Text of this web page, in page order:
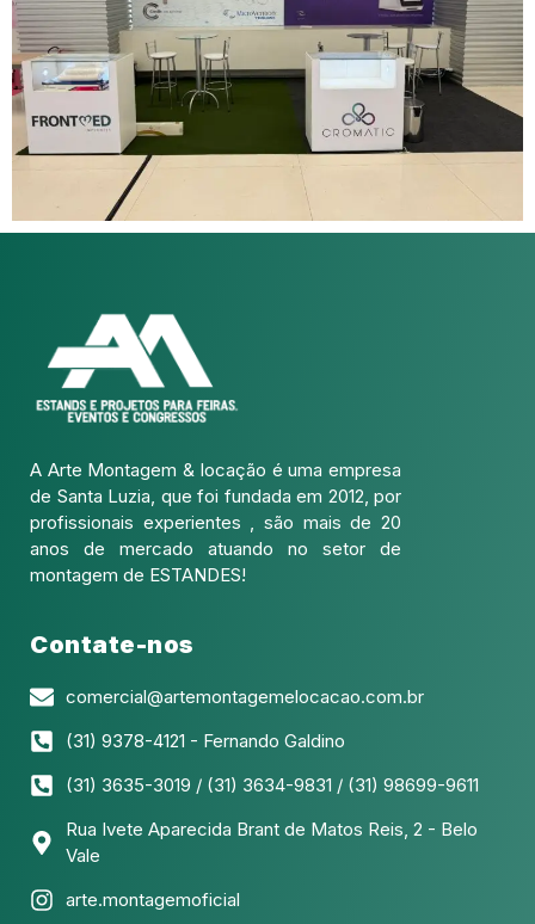
A Arte Montagem & locação é uma empresa
de Santa Luzia, que foi fundada em 2012, por
profissionais experientes , são mais de 20
anos de mercado atuando no setor de
montagem de ESTANDES!
Contate-nos
comercial@artemontagemelocacao.com.br
(31) 9378-4121 - Fernando Galdino
(31) 3635-3019 / (31) 3634-9831 / (31) 98699-9611
Rua Ivete Aparecida Brant de Matos Reis, 2 - Belo
Vale
arte.montagemoficial